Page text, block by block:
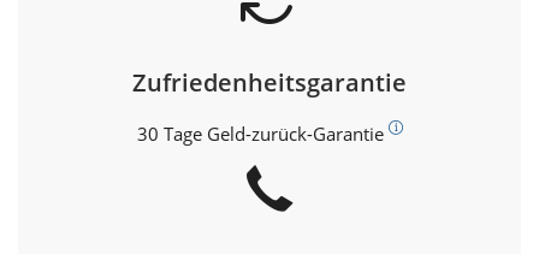
Zufriedenheitsgarantie
30 Tage Geld-zurück-Garantie